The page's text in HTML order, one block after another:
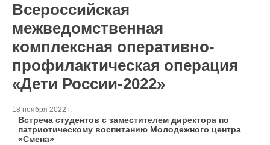
Всероссийская
межведомственная
комплексная оперативно-
профилактическая операция
«Дети России-2022»
18 ноября 2022 г.
Встреча студентов с заместителем директора по
патриотическому воспитанию Молодежного центра
«Смена»